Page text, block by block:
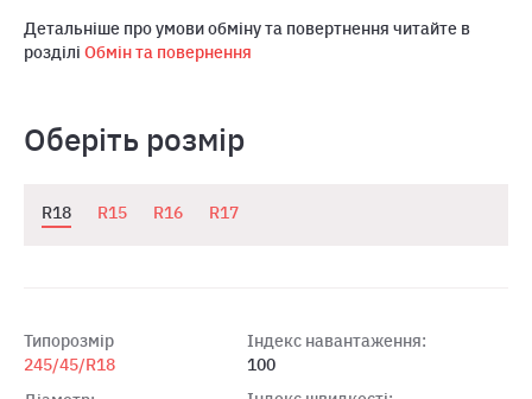
Детальніше про умови обміну та повертнення читайте в
розділі Обмін та повернення
Оберіть розмір
R18 R15 R16 R17
Типорозмір
245/45/R18
Індекс навантаження:
100